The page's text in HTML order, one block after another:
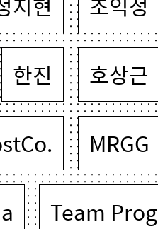
한진 호상근
MRGG
Team